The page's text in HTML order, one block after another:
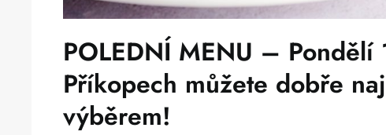
POLEDNÍ MENU –
Příkopech můžete dobře
výběrem!